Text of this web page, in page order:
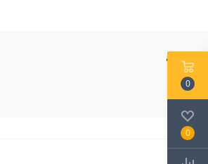
0
0